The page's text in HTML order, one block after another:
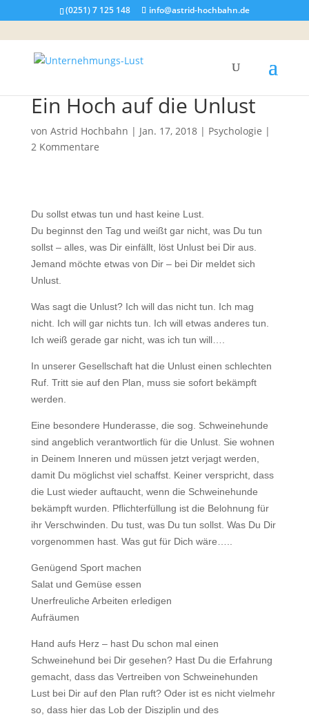
(0251) 7 125 148 info@astrid-hochbahn.de
Ein Hoch auf die Unlust
von Astrid Hochbahn | Jan. 17, 2018| Psychologie |
2 Kommentare
Du sollst etwas tun und hast keine Lust.
Du beginnst den Tag und weißt gar nicht, was Du tun
sollst – alles, was Dir einfällt, löst Unlust bei Dir aus.
Jemand möchte etwas von Dir – bei Dir meldet sich
Unlust.
Was sagt die Unlust? Ich will das nicht tun. Ich mag
nicht. Ich will gar nichts tun. Ich will etwas anderes tun.
Ich weiß gerade gar nicht, was ich tun will….
In unserer Gesellschaft hat die Unlust einen schlechten
Ruf. Tritt sie auf den Plan, muss sie sofort bekämpft
werden.
Eine besondere Hunderasse, die sog. Schweinehunde
sind angeblich verantwortlich für die Unlust. Sie wohnen
in Deinem Inneren und müssen jetzt verjagt werden,
damit Du möglichst viel schaffst. Keiner verspricht, dass
die Lust wieder auftaucht, wenn die Schweinehunde
bekämpft wurden. Pflichterfüllung ist die Belohnung für
ihr Verschwinden. Du tust, was Du tun sollst. Was Du Dir
vorgenommen hast. Was gut für Dich wäre…..
Genügend Sport machen
Salat und Gemüse essen
Unerfreuliche Arbeiten erledigen
Aufräumen
Hand aufs Herz – hast Du schon mal einen
Schweinehund bei Dir gesehen? Hast Du die Erfahrung
gemacht, dass das Vertreiben von Schweinehunden
Lust bei Dir auf den Plan ruft? Oder ist es nicht vielmehr
so, dass hier das Lob der Disziplin und des